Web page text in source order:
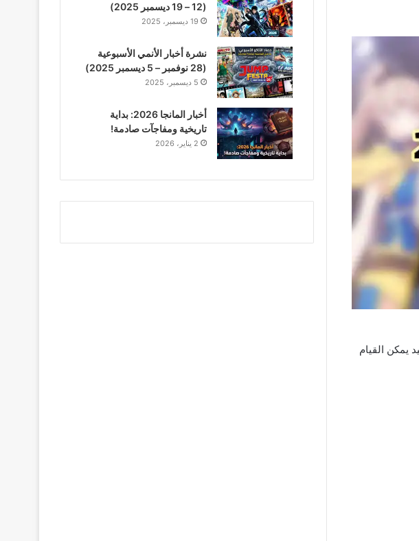
يمكن القيام
(12 – 19 ديسمبر 2025)
19 ديسمبر، 2025
نشرة أخبار الأنمي الأسبوعية
(28 نوفمبر – 5 ديسمبر 2025)
5 ديسمبر، 2025
أخبار المانجا 2026: بداية
تاريخية ومفاجآت صادمة!
2 يناير، 2026